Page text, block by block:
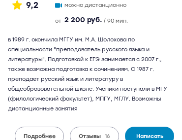
9,2
можно дистанционно
от 2 200 руб. / 90 мин.
в 1989 г. окончила МГГУ им. М.А. Шолохова по
специальности "преподаватель русского языка и
литературы". Подготовкой к ЕГЭ занимается с 2007 г.,
также возможна подготовка к сочинениям. С 1987 г.
преподает русский язык и литературу в
общеобразовательной школе. Ученики поступали в МГУ
(филологический факультет), МПГУ, МГЛУ. Возможны
дистанционные занятия
Подробнее Отзывы 16 Написать